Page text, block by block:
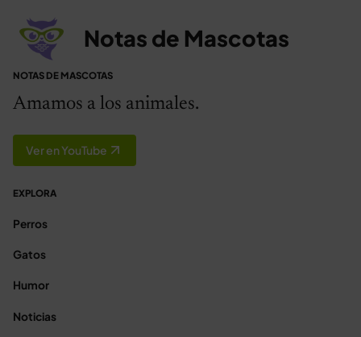
Notas de Mascotas
NOTAS DE MASCOTAS
Amamos a los animales.
Ver en YouTube
EXPLORA
Perros
Gatos
Humor
Noticias